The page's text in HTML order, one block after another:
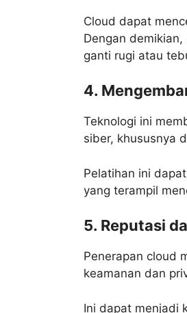
Cloud dapat
Dengan
ganti rugi atau
4.
Teknologi ini
siber, khususnya
Pelatihan ini
yang terampil
5. Reputasi
Penerapan cloud
keamanan dan
Ini dapat menjadi